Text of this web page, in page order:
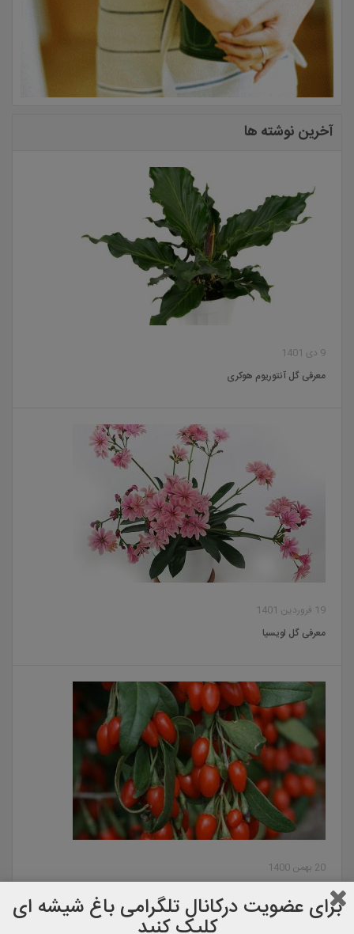
آخرین نوشته ها
9 دی 1401
معرفی گل آنتوریوم هوکری
19 فروردین 1401
معرفی گل لویسیا
20 بهمن 1400
برای عضویت دركانال تلگرامی باغ شیشه ای